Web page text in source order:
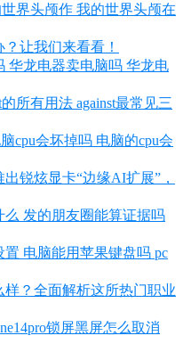
界头颅作 我的世界头颅在
让我们来看看！
华龙电器卖电脑吗 华龙电
所有用法 against最常见三
cpu会坏掉吗 电脑的cpu会
锐炫显卡“边缘AI扩展”，
发的朋友圈能算证据吗
电脑能用苹果键盘吗 pc
？全面解析这所热门职业
锁屏黑屏怎么取消